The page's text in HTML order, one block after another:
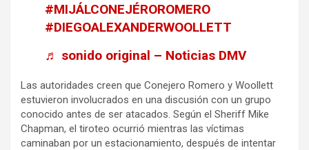
#MIJÁLCONEJÉROROMERO
#DIEGOALEXANDERWOOLLETT
♬ sonido original – Noticias DMV
Las autoridades creen que Conejero Romero y Woollett
estuvieron involucrados en una discusión con un grupo
conocido antes de ser atacados. Según el Sheriff Mike
Chapman, el tiroteo ocurrió mientras las víctimas
caminaban por un estacionamiento, después de intentar